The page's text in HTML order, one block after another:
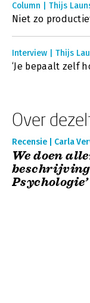
Column | Thijs
Niet zo
Interview | Thijs
‘Je bepaalt zelf
Over
Recensie | Carla
We doen
Psychologie’